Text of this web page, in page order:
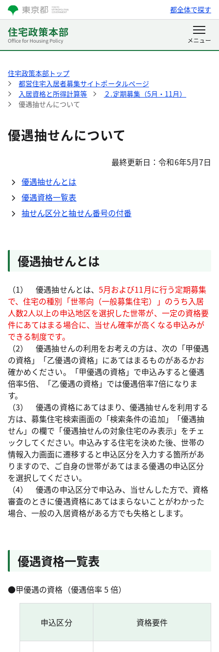
都全体で探す
住宅政策本部トップ
都営住宅入居者募集サイトポータルページ
入居資格と所得計算等
２.定期募集（5月・11月）
優遇抽せんについて
優遇抽せんについて
最終更新日：令和6年5月7日
優遇抽せんとは
優遇資格一覧表
抽せん区分と抽せん番号の付番
優遇抽せんとは
（1） 優遇抽せんとは、 5月および11月に行う定期募集
で、住宅の種別「世帯向（一般募集住宅）」のうち入居
人数2人以上の申込地区を選択した世帯が、一定の資格要
件にあてはまる場合に、当せん確率が高くなる申込みが
できる制度です。
（2） 優遇抽せんの利用をお考えの方は、次の「甲優遇
の資格」「乙優遇の資格」にあてはまるものがあるかお
確かめください。「甲優遇の資格」で申込みすると優遇
倍率5倍、「乙優遇の資格」では優遇倍率7倍になりま
す。
（3） 優遇の資格にあてはまり、優遇抽せんを利用する
方は、募集住宅検索画面の「検索条件の追加」「優遇抽
せん」の欄で「優遇抽せんの対象住宅のみ表示」をチェ
ックしてください。申込みする住宅を決めた後、世帯の
情報入力画面に遷移すると申込区分を入力する箇所があ
りますので、ご自身の世帯があてはまる優遇の申込区分
を選択してください。
（4） 優遇の申込区分で申込み、当せんした方で、資格
審査のときに優遇資格にあてはまらないことがわかった
場合、一般の入居資格がある方でも失格とします。
優遇資格一覧表
●甲優遇の資格（優遇倍率 5 倍）
申込区分 資格要件